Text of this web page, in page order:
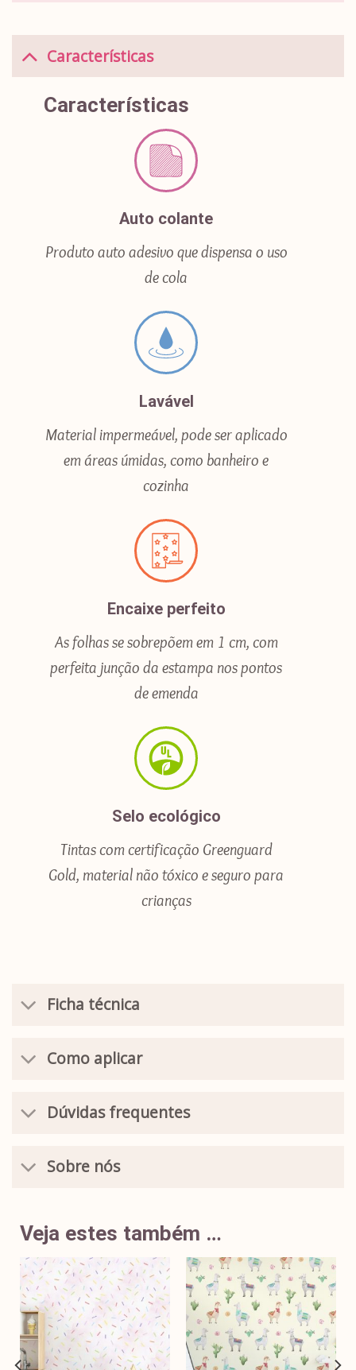
Características
Características
Auto colante
Produto auto adesivo que dispensa o uso
de cola
Lavável
Material impermeável, pode ser aplicado
em áreas úmidas, como banheiro e
cozinha
Encaixe perfeito
As folhas se sobrepõem em 1 cm, com
perfeita junção da estampa nos pontos
de emenda
Selo ecológico
Tintas com certificação Greenguard
Gold, material não tóxico e seguro para
crianças
Ficha técnica
Como aplicar
Dúvidas frequentes
Sobre nós
Veja estes também …